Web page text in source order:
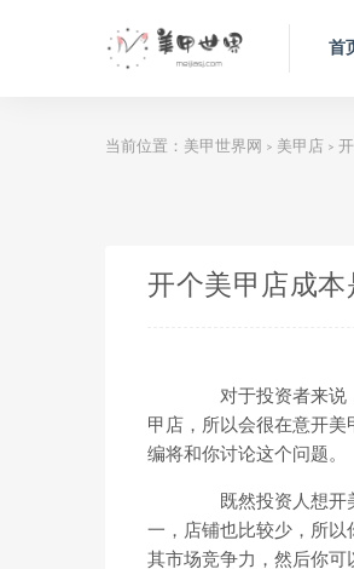
首
当前位置： 美甲世界网 > 美甲店 >
开个美甲店成本
对于投资者来说，
甲店，所以会很在意开
编将和你讨论这个问题。
既然投资人想开美
一，店铺也比较少，所以
其市场竞争力，然后你